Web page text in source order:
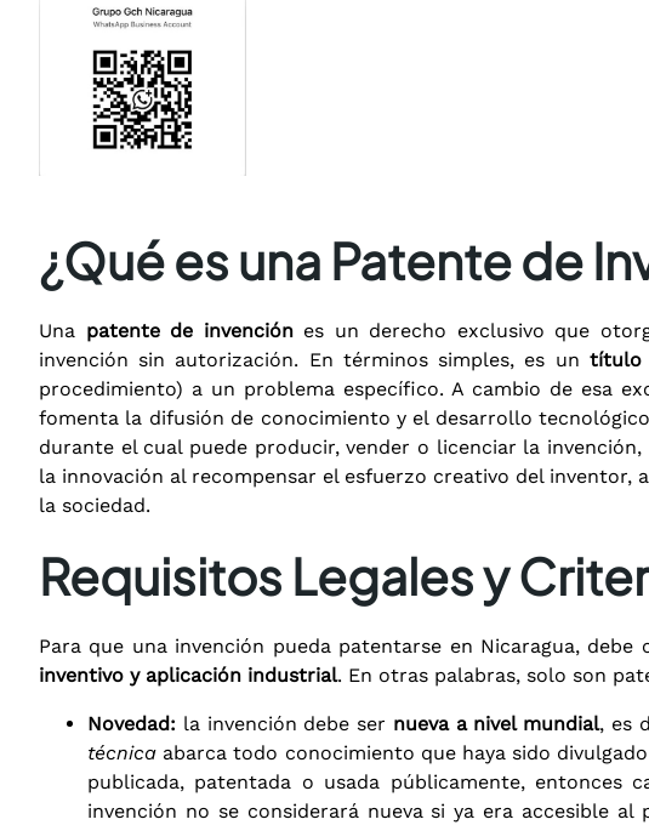
¿Qué es una Patente de
Una patente de invenciónes un derecho exclusivo que
invención sin autorización. En términos simples, es un título
procedimiento) a un problema específico. A cambio de esa
fomenta la difusión de conocimiento y el desarrollo
durante el cual puede producir, vender o licenciar la
la innovación al recompensar el esfuerzo creativo del
la sociedad.
Requisitos Legales y
Para que una invención pueda patentarse en Nicaragua, debe
inventivo y aplicación industrial. En otras palabras, solo son
Novedad: la invención debe ser nueva a nivel mundial, es
técnica abarca todo conocimiento que haya sido
publicada, patentada o usada públicamente, entonces
invención no se considerará nueva si ya era accesible